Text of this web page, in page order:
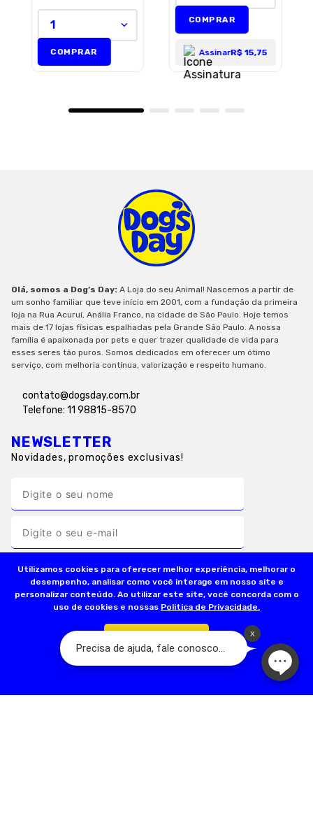
Utilizamos cookies para oferecer melhor experiência, melhorar o
desempenho, analisar como você interage em nosso site e
personalizar conteúdo. Ao utilizar este site, você concorda com o
uso de cookies e nossas Politica de Privacidade.
1
COMPRAR
COMPRAR
AssinarR$ 15,75
Olá, somos a Dog’s Day: A Loja do seu Animal! Nascemos a partir de
um sonho familiar que teve início em 2001, com a fundação da primeira
loja na Rua Acuruí, Anália Franco, na cidade de São Paulo. Hoje temos
mais de 17 lojas físicas espalhadas pela Grande São Paulo. A nossa
família é apaixonada por pets e quer trazer qualidade de vida para
esses seres tão puros. Somos dedicados em oferecer um ótimo
serviço, com melhoria contínua, valorização e respeito humano.
contato@dogsday.com.br
Telefone: 11 98815-8570
NEWSLETTER
Novidades, promoções exclusivas!
INFORMAÇÕES ÚTEIS